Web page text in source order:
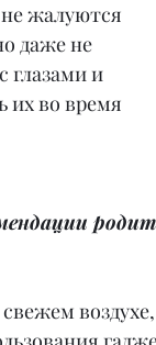
жалуются
даже не
глазами и
их во время